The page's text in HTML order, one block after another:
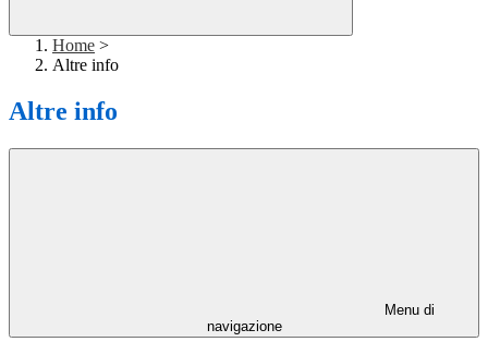
Home >
Altre info
Altre info
Menu di
navigazione